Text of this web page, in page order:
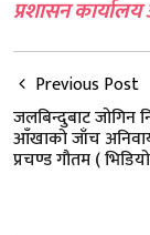
प्रशासन
Previous Post
जलबिन्दुबाट जोगिन
आँखाको जाँच
प्रचण्ड गौतम (